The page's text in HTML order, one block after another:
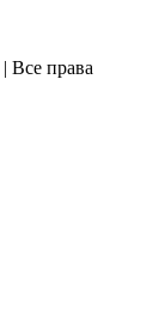
Все права